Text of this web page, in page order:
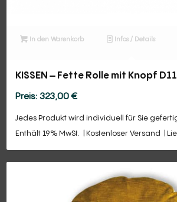
In den Warenkorb Infos / Details
KISSEN – Fette Rolle mit Knopf
323,00€
Jedes Produkt wird individuell für Sie
Enthält 19% MwSt.
Kostenloser Versand